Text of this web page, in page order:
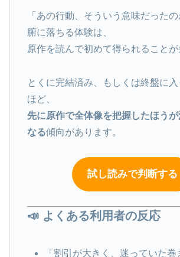
「あの行動、そういう意味だった
腑に落ちる体験は、
原作を読んで初めて得られることが
とくに完結済み、もしくは終盤に
ほど、
先に原作で全体像を把握したほうが
なる傾向があります。
試し読みで判断する
📣 よくある利用者の反応
「割引が大きく、迷っていた